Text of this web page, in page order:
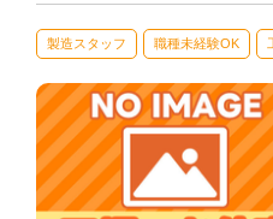
製造スタッフ 職種未経験OK